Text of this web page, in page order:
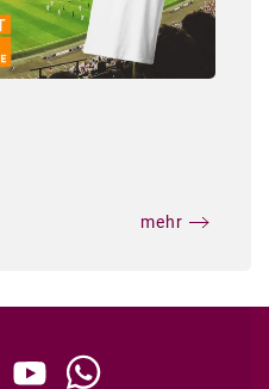
mehr